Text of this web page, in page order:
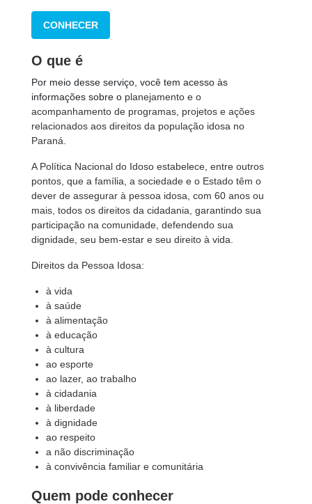
CONHECER
O que é
Por meio desse serviço, você tem acesso às
informações sobre o planejamento e o
acompanhamento de programas, projetos e ações
relacionados aos direitos da população idosa no
Paraná.
A Política Nacional do Idoso estabelece, entre outros
pontos, que a família, a sociedade e o Estado têm o
dever de assegurar à pessoa idosa, com 60 anos ou
mais, todos os direitos da cidadania, garantindo sua
participação na comunidade, defendendo sua
dignidade, seu bem-estar e seu direito à vida.
Direitos da Pessoa Idosa:
à vida
à saúde
à alimentação
à educação
à cultura
ao esporte
ao lazer, ao trabalho
à cidadania
à liberdade
à dignidade
ao respeito
a não discriminação
à convivência familiar e comunitária
Quem pode conhecer